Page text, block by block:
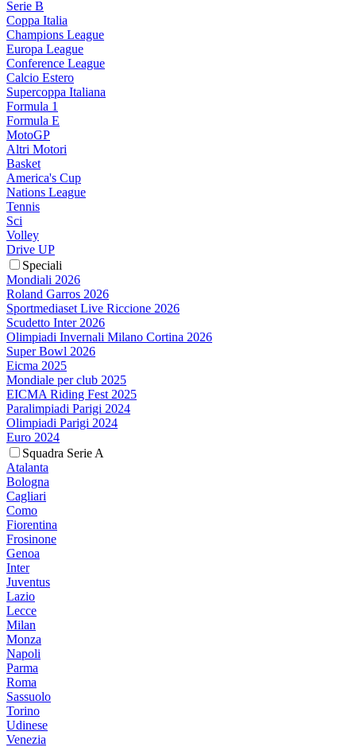
Serie B
Coppa Italia
Champions League
Europa League
Conference League
Calcio Estero
Supercoppa Italiana
Formula 1
Formula E
MotoGP
Altri Motori
Basket
America's Cup
Nations League
Tennis
Sci
Volley
Drive UP
Speciali
Mondiali 2026
Roland Garros 2026
Sportmediaset Live Riccione 2026
Scudetto Inter 2026
Olimpiadi Invernali Milano Cortina 2026
Super Bowl 2026
Eicma 2025
Mondiale per club 2025
EICMA Riding Fest 2025
Paralimpiadi Parigi 2024
Olimpiadi Parigi 2024
Euro 2024
Squadra Serie A
Atalanta
Bologna
Cagliari
Como
Fiorentina
Frosinone
Genoa
Inter
Juventus
Lazio
Lecce
Milan
Monza
Napoli
Parma
Roma
Sassuolo
Torino
Udinese
Venezia